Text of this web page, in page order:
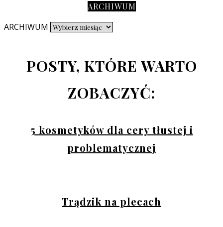
ARCHIWUM
ARCHIWUM
POSTY, KTÓRE WARTO
ZOBACZYĆ:
5 kosmetyków dla cery tłustej i
problematycznej
Trądzik na plecach